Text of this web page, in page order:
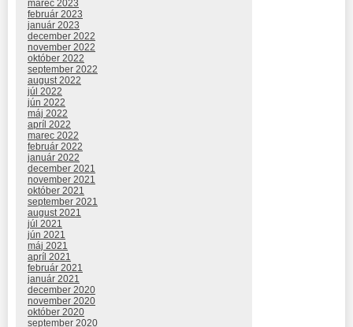
marec 2023
február 2023
január 2023
december 2022
november 2022
október 2022
september 2022
august 2022
júl 2022
jún 2022
máj 2022
apríl 2022
marec 2022
február 2022
január 2022
december 2021
november 2021
október 2021
september 2021
august 2021
júl 2021
jún 2021
máj 2021
apríl 2021
február 2021
január 2021
december 2020
november 2020
október 2020
september 2020